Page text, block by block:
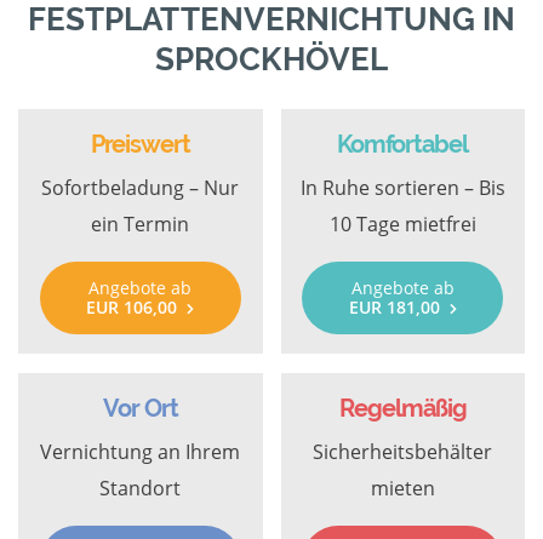
FESTPLATTENVERNICHTUNG IN
SPROCKHÖVEL
Preiswert
Sofortbeladung – Nur
ein Termin
Angebote ab
EUR 106,00
Komfortabel
In Ruhe sortieren – Bis
10 Tage mietfrei
Angebote ab
EUR 181,00
Vor Ort
Vernichtung an Ihrem
Standort
Regelmäßig
Sicherheitsbehälter
mieten